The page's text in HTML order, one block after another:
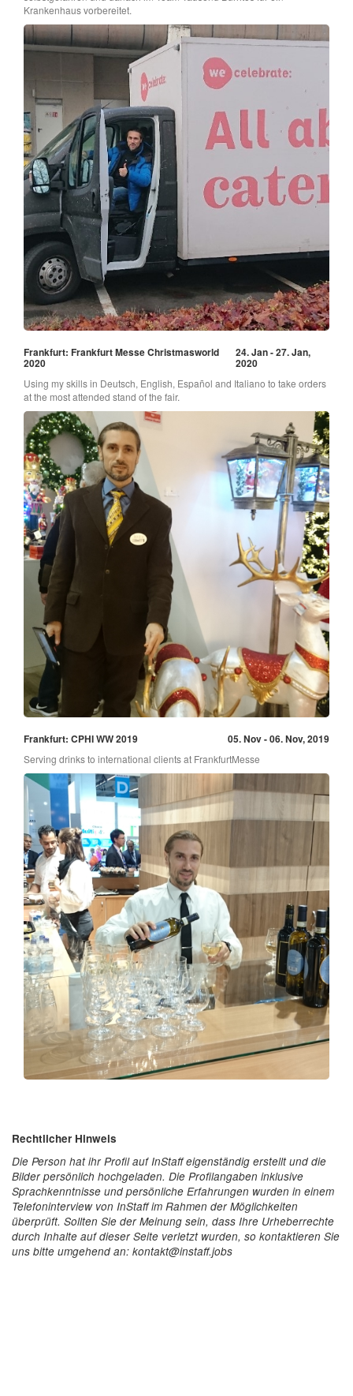
Krankenhaus vorbereitet.
Frankfurt: Frankfurt Messe Christmasworld
2020
24. Jan - 27. Jan,
2020
Using my skills in Deutsch, English, Español and Italiano to take orders
at the most attended stand of the fair.
Frankfurt: CPHI WW 2019 05. Nov - 06. Nov, 2019
Serving drinks to international clients at FrankfurtMesse
Rechtlicher Hinweis
Die Person hat ihr Profil auf InStaff eigenständig erstellt und die
Bilder persönlich hochgeladen. Die Profilangaben inklusive
Sprachkenntnisse und persönliche Erfahrungen wurden in einem
Telefoninterview von InStaff im Rahmen der Möglichkeiten
überprüft. Sollten Sie der Meinung sein, dass Ihre Urheberrechte
durch Inhalte auf dieser Seite verletzt wurden, so kontaktieren Sie
uns bitte umgehend an: kontakt@instaff.jobs